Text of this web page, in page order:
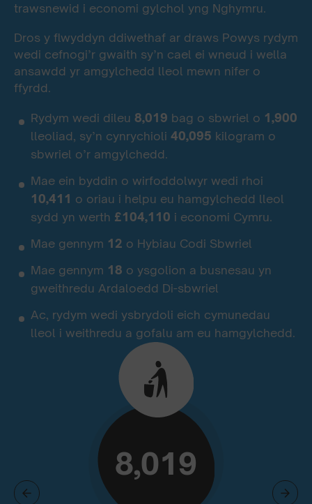
trawsnewid i economi gylchol yng Nghymru.
Dros y flwyddyn ddiwethaf ar draws Powys rydym
wedi cefnogi’r gwaith sy’n cael ei wneud i wella
ansawdd yr amgylchedd lleol mewn nifer o
ffyrdd.
Rydym wedi dileu 8,019 bag o sbwriel o 1,900
lleoliad, sy’n cynrychioli 40,095 kilogram o
sbwriel o’r amgylchedd.
Mae ein byddin o wirfoddolwyr wedi rhoi
10,411 o oriau i helpu eu hamgylchedd lleol
sydd yn werth £104,110 i economi Cymru.
Mae gennym 12 o Hybiau Codi Sbwriel
Mae gennym 18 o ysgolion a busnesau yn
gweithredu Ardaloedd Di-sbwriel
Ac, rydym wedi ysbrydoli eich cymunedau
lleol i weithredu a gofalu am eu hamgylchedd.
8,019